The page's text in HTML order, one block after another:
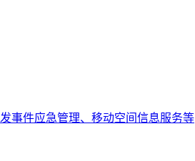
事件应急管理、移动空间信息服务等